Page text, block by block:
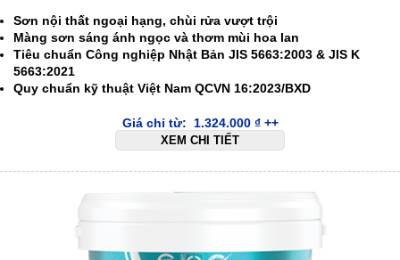
.
Sơn nội thất ngoại hạng, chùi rửa vượt trội
Màng sơn sáng ánh ngọc và thơm mùi hoa lan
Tiêu chuẩn Công nghiệp Nhật Bản JIS 5663:2003 & JIS K
5663:2021
Quy chuẩn kỹ thuật Việt Nam QCVN 16:2023/BXD
Giá chỉ từ: 1.324.000 ₫++
XEM CHI TIẾT